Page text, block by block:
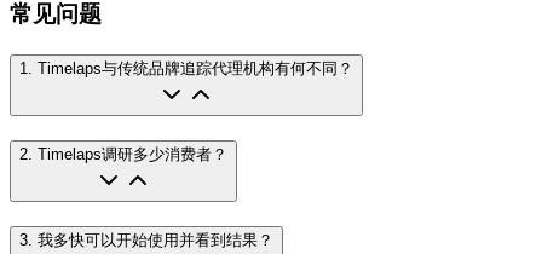
常见问题
1. Timelaps与传统品牌追踪代理机构有何不同？
2 Timelaps调研多少消费者？
3 我多快可以开始使用并看到结果？